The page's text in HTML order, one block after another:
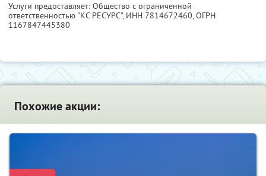
Услуги предоставляет: Общество с ограниченной
ответственностью "КС РЕСУРС", ИНН 7814672460, ОГРН
1167847445380
Похожие акции: